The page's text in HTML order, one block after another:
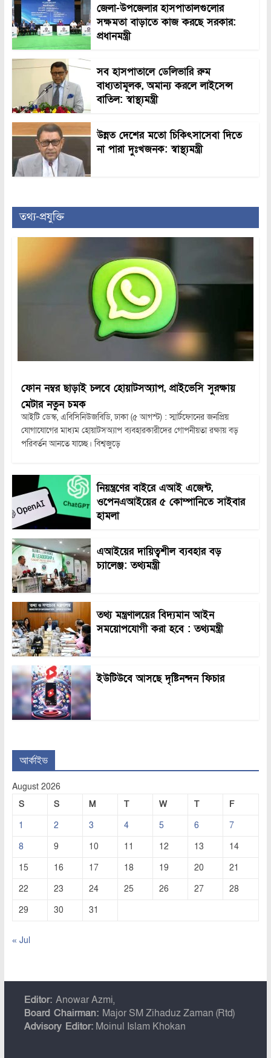
জেলা-উপজেলার হাসপাতালগুলোর
সক্ষমতা বাড়াতে কাজ করছে সরকার:
প্রধানমন্ত্রী
সব হাসপাতালে ডেলিভারি রুম
বাধ্যতামূলক, অমান্য করলে লাইসেন্স
বাতিল: স্বাস্থ্যমন্ত্রী
উন্নত দেশের মতো চিকিৎসাসেবা দিতে
না পারা দুঃখজনক: স্বাস্থ্যমন্ত্রী
তথ্য-প্রযুক্তি
ফোন নম্বর ছাড়াই চলবে হোয়াটসঅ্যাপ, প্রাইভেসি সুরক্ষায়
মেটার নতুন চমক
আইটি ডেস্ক, এবিসিনিউজবিডি, ঢাকা (৫ আগস্ট) : স্মার্টফোনের জনপ্রিয়
যোগাযোগের মাধ্যম হোয়াটসঅ্যাপ ব্যবহারকারীদের গোপনীয়তা রক্ষায় বড়
পরিবর্তন আনতে যাচ্ছে। বিশ্বজুড়ে
নিয়ন্ত্রণের বাইরে এআই এজেন্ট,
ওপেনএআইয়ের ৫ কোম্পানিতে সাইবার
হামলা
এআইয়ের দায়িত্বশীল ব্যবহার বড়
চ্যালেঞ্জ: তথ্যমন্ত্রী
তথ্য মন্ত্রণালয়ের বিদ্যমান আইন
সময়োপযোগী করা হবে : তথ্যমন্ত্রী
ইউটিউবে আসছে দৃষ্টিনন্দন ফিচার
আর্কাইভ
August 2026
S
S M T W T
F
1
2 3 4 5 6
7
8
9 10 11 12 13
14
15
16 17 18 19 20
21
22
23 24 25 26 27
28
29
30 31
« Jul
Editor: Anowar Azmi,
Board Chairman: Major SM Zihaduz Zaman (Rtd)
Advisory Editor:Moinul Islam Khokan